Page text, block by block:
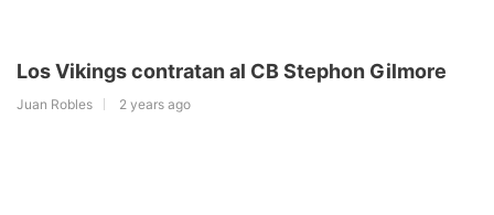
Los Vikings contratan al CB Stephon Gilmore
Juan Robles 2 years ago